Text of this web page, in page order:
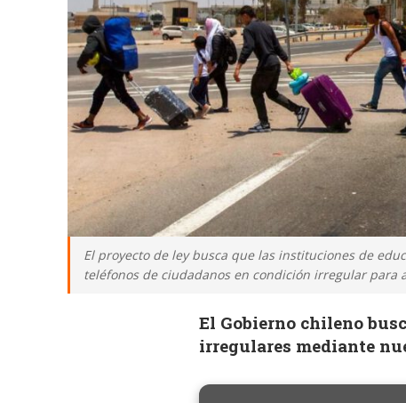
El proyecto de ley busca que las instituciones de
teléfonos de ciudadanos en condición irregular para
El Gobierno chileno
irregulares mediante